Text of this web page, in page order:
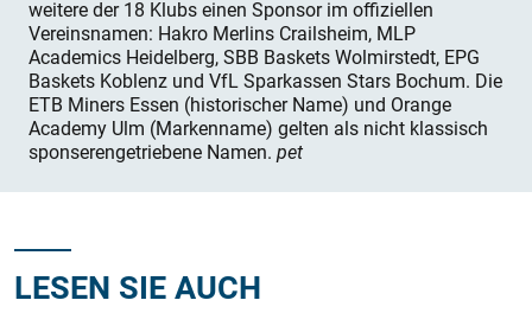
weitere der 18 Klubs einen Sponsor im offiziellen
Vereinsnamen: Hakro Merlins Crailsheim, MLP
Academics Heidelberg, SBB Baskets Wolmirstedt, EPG
Baskets Koblenz und VfL Sparkassen Stars Bochum. Die
ETB Miners Essen (historischer Name) und Orange
Academy Ulm (Markenname) gelten als nicht klassisch
sponserengetriebene Namen. pet
LESEN SIE AUCH